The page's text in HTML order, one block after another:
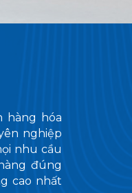
hàng hóa
nghiệp
nhu cầu
đúng
cao nhất